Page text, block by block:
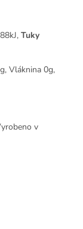
Tuky
Vláknina 0g,
v